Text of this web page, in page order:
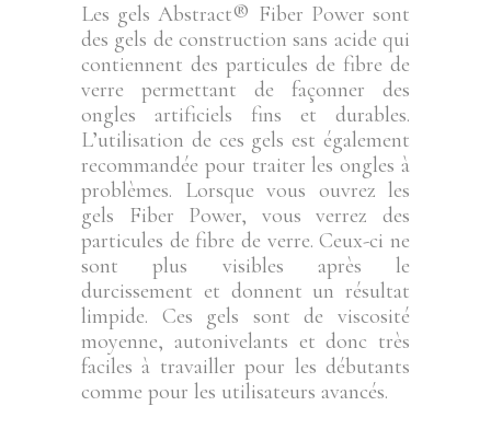
Les gels Abstract® Fiber Power sont
des gels de construction sans acide qui
contiennent des particules de fibre de
verre permettant de façonner des
ongles artificiels fins et durables.
L’utilisation de ces gels est également
recommandée pour traiter les ongles à
problèmes. Lorsque vous ouvrez les
gels Fiber Power, vous verrez des
particules de fibre de verre. Ceux-ci ne
sont plus visibles après le
durcissement et donnent un résultat
limpide. Ces gels sont de viscosité
moyenne, autonivelants et donc très
faciles à travailler pour les débutants
comme pour les utilisateurs avancés.